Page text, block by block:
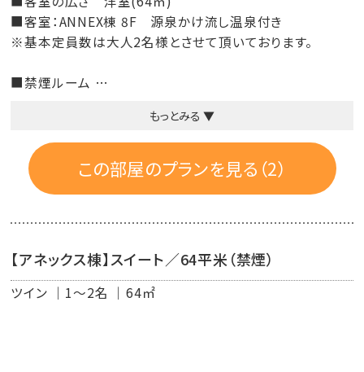
■客室：ANNEX棟 8F 源泉かけ流し温泉付き
※基本定員数は大人2名様とさせて頂いております。
■禁煙ルーム
■客室設備：温水洗浄付トイレ・洗面台・冷暖房・冷蔵庫・
液晶TV（地デジ・BSデジタル）・電話・電気ポット・目覚まし
時計・金庫・クローゼット
ンプー・コンディショナー・ヘアーブラシ・ドライヤー・コット
ル・ルームウェア・スリッパ・作務衣・MIKIMOTO(コスメティ
ック パール エレガンスSセット、スキンケアセット)
もっとみる ▼
この部屋のプランを見る（2）
【アネックス棟】スイート／64平米（禁煙）
ツイン 1～2名 64㎡